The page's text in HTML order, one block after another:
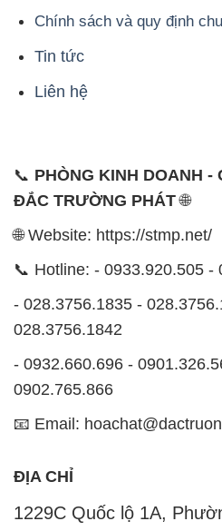
Chính sách và quy định
Tin tức
Liên hệ
📞 PHÒNG KINH DOANH -
ĐẮC TRƯỜNG PHÁT🌐
🌐 Website: https://stmp.net/
📞 Hotline: - 0933.920.505 -
- 028.3756.1835 -
028.3756.1842
- 0932.660.696 -
0902.765.866
📧 Email:
ĐỊA CHỈ
1229C Quốc lộ 1A,